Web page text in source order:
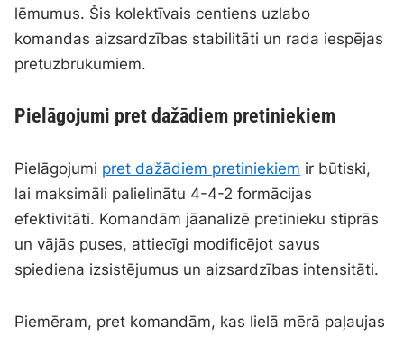
lēmumus. Šis kolektīvais centiens uzlabo
komandas aizsardzības stabilitāti un rada iespējas
pretuzbrukumiem.
Pielāgojumi pret dažādiem pretiniekiem
Pielāgojumi pret dažādiem pretiniekiem ir būtiski,
lai maksimāli palielinātu 4-4-2 formācijas
efektivitāti. Komandām jāanalizē pretinieku stiprās
un vājās puses, attiecīgi modificējot savus
spiediena izsistējumus un aizsardzības intensitāti.
Piemēram, pret komandām, kas lielā mērā paļaujas